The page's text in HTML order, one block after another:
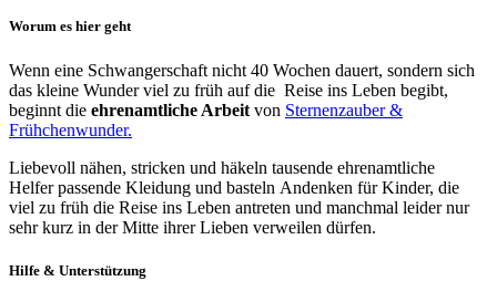
Worum es hier geht
Wenn eine Schwangerschaft nicht 40 Wochen dauert, sondern sich
das kleine Wunder viel zu früh auf die Reise ins Leben begibt,
beginnt die ehrenamtliche Arbeit von Sternenzauber &
Frühchenwunder.
Liebevoll nähen, stricken und häkeln tausende ehrenamtliche
Helfer passende Kleidung und basteln Andenken für Kinder, die
viel zu früh die Reise ins Leben antreten und manchmal leider nur
sehr kurz in der Mitte ihrer Lieben verweilen dürfen.
Hilfe & Unterstützung